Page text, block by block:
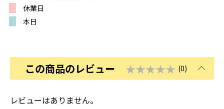
休業日
本日
この商品のレビュー ★★★★★ (0)
レビューはありません。